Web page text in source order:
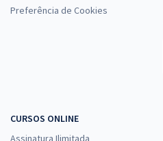
Preferência de Cookies
CURSOS ONLINE
Assinatura Ilimitada